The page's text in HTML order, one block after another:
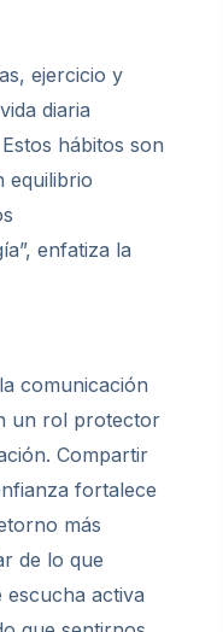
ejercicio y
diaria
hábitos son
equilibrio
enfatiza la
comunicación
un rol protector
Compartir
fortalece
más
de lo que
escucha activa